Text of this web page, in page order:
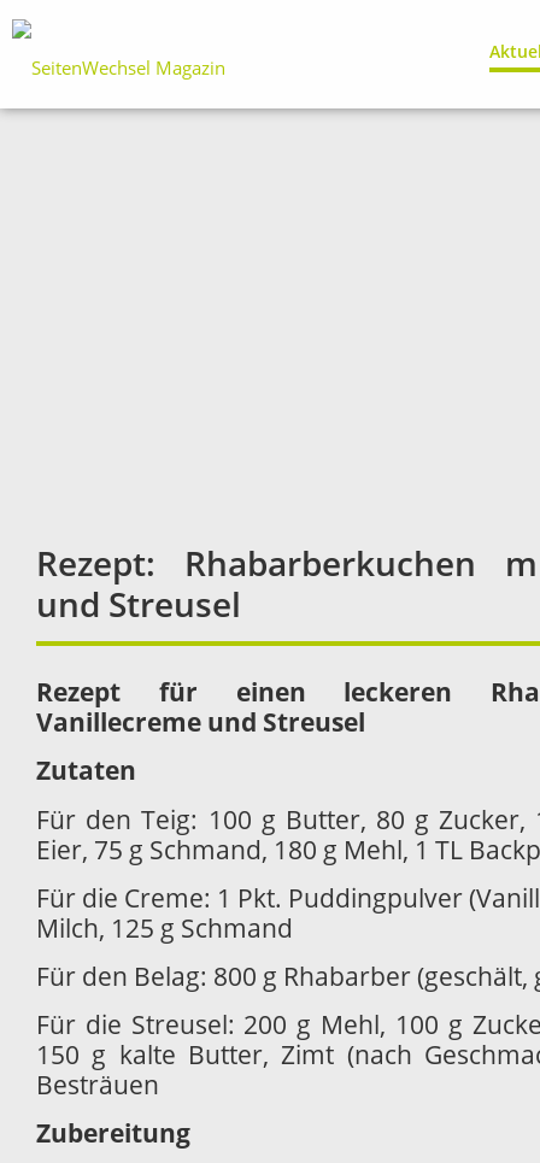
Rezept: Rhabarberkuchen
und Streusel
Rezept für einen leckeren
Vanillecreme und Streusel
Zutaten
Für den Teig: 100 g Butter, 80 g Zucker,
Eier, 75 g Schmand, 180 g Mehl, 1 TL
Für die Creme: 1 Pkt. Puddingpulver
Milch, 125 g Schmand
Für den Belag: 800 g Rhabarber (geschält,
Für die Streusel: 200 g Mehl, 100 g
150 g kalte Butter, Zimt (nach
Besträuen
Zubereitung